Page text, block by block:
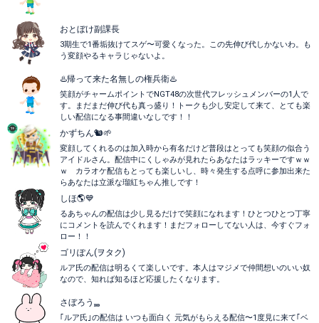
おとぼけ副課長
3期生で1番垢抜けてスゲ〜可愛くなった。この先伸び代しかないわ。も
う変顔やるキャラじゃないよ。
♨️帰って来た名無しの権兵衛♨️
笑顔がチャームポイントでNGT48の次世代フレッシュメンバーの1人で
す。まだまだ伸び代も真っ盛り！トークも少し安定して来て、とても楽
しい配信になる事間違いなしです！！
かずちん🐿️🌱
変顔してくれるのは加入時から有名だけど普段はとっても笑顔の似合う
アイドルさん。配信中にくしゃみが見れたらあなたはラッキーですｗｗ
ｗ カラオケ配信もとっても楽しいし、時々発生する点呼に参加出来た
らあなたは立派な瑠紅ちゃん推しです！
しほ🌎💙
るあちゃんの配信は少し見るだけで笑顔になれます！ひとつひとつ丁寧
にコメントを読んでくれます！まだフォローしてない人は、今すぐフォ
ロー！！
ゴリぽん(ヲタク)
ルア氏の配信は明るくて楽しいです。本人はマジメで仲間想いのいい奴
なので、知れば知るほど応援したくなります。
さぼろう⸒⸒⸒⸒
｢ルア氏｣の配信は いつも面白く 元気がもらえる配信〜1度見に来て｢ベ